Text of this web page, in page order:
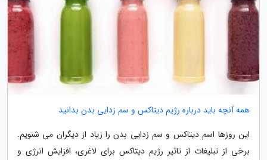
همه آنچه باید درباره رژیم دیتاکس و سم زدایی بدن بدانید
این روزها اسم دیتاکس و سم زدایی بدن را زیاد از دیگران می شنویم.
برخی از تبلیغات از تاثیر رژیم دیتاکس برای لاغری، افزایش انرژی و